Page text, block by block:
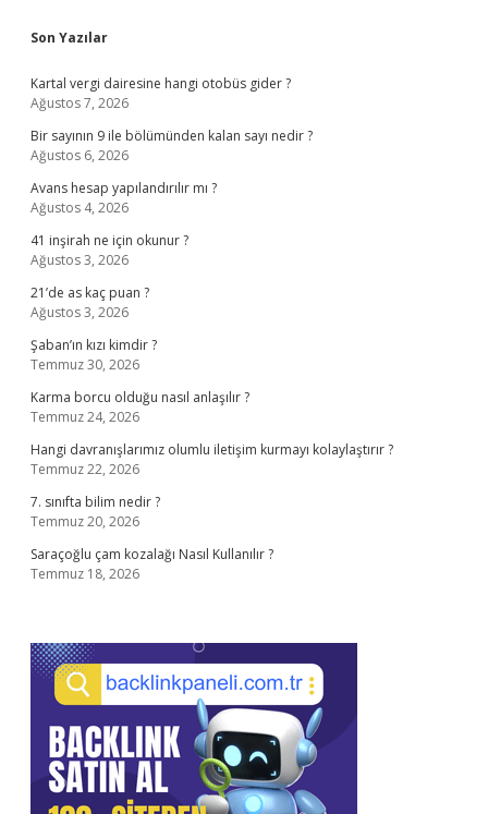
Sidebar
Son Yazılar
Kartal vergi dairesine hangi otobüs gider ?
Ağustos 7, 2026
Bir sayının 9 ile bölümünden kalan sayı nedir ?
Ağustos 6, 2026
Avans hesap yapılandırılır mı ?
Ağustos 4, 2026
41 inşirah ne için okunur ?
Ağustos 3, 2026
21’de as kaç puan ?
Ağustos 3, 2026
Şaban’ın kızı kimdir ?
Temmuz 30, 2026
Karma borcu olduğu nasıl anlaşılır ?
Temmuz 24, 2026
Hangi davranışlarımız olumlu iletişim kurmayı kolaylaştırır ?
Temmuz 22, 2026
7. sınıfta bilim nedir ?
Temmuz 20, 2026
Saraçoğlu çam kozalağı Nasıl Kullanılır ?
Temmuz 18, 2026